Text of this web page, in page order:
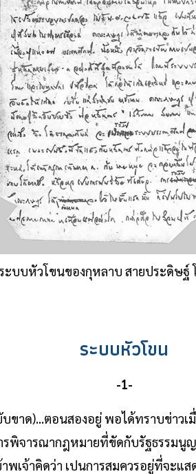
ะบบหัวโขนของกุหลาบ สายประดิษฐ์
ระบบหัวโขน
-1-
บขาด)...ตอนสองอยู่ พอได้ทราบข่า
รพิจารณากฎหมายที่ขัดกับรัฐธรรม
พเจ้าคิดว่า เปนการสมควรอยู่ที่จะแ